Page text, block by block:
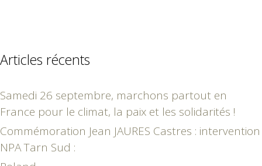
Articles récents
Samedi 26 septembre, marchons partout en
France pour le climat, la paix et les solidarités !
Commémoration Jean JAURES Castres : intervention
NPA Tarn Sud :